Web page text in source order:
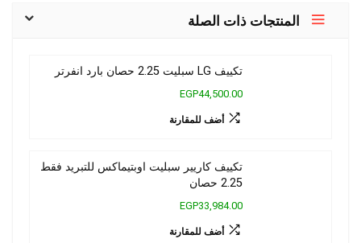
المنتجات ذات الصلة
تكييف LG سبليت 2.25 حصان بارد انفرتر
EGP44,500.00
أضف للمقارنة
تكييف كاريير سبليت اوبتيماكس للتبريد فقط
2.25 حصان
EGP33,984.00
أضف للمقارنة